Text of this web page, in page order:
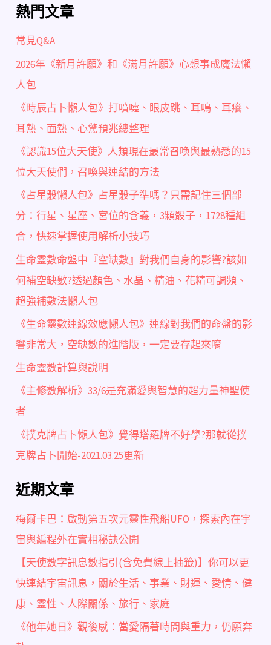
熱門文章
常見Q&A
2026年《新月許願》和《滿月許願》心想事成魔法懶
人包
《時辰占卜懶人包》打噴嚏、眼皮跳、耳鳴、耳癢、
耳熱、面熱、心驚預兆總整理
《認識15位大天使》人類現在最常召喚與最熟悉的15
位大天使們，召喚與連結的方法
《占星骰懶人包》占星骰子準嗎？只需記住三個部
分：行星、星座、宮位的含義，3顆骰子，1728種組
合，快速掌握使用解析小技巧
生命靈數命盤中『空缺數』對我們自身的影響?該如
何補空缺數?透過顏色、水晶、精油、花精可調頻、
超強補數法懶人包
《生命靈數連線效應懶人包》連線對我們的命盤的影
響非常大，空缺數的進階版，一定要存起來唷
生命靈數計算與說明
《主修數解析》33/6是充滿愛與智慧的超力量神聖使
者
《撲克牌占卜懶人包》覺得塔羅牌不好學?那就從撲
克牌占卜開始-2021.03.25更新
近期文章
梅爾卡巴：啟動第五次元靈性飛船UFO，探索內在宇
宙與編程外在實相秘訣公開
【天使數字訊息數指引(含免費線上抽籤)】你可以更
快連結宇宙訊息，關於生活、事業、財運、愛情、健
康、靈性、人際關係、旅行、家庭
《他年她日》觀後感：當愛隔著時間與重力，仍願奔